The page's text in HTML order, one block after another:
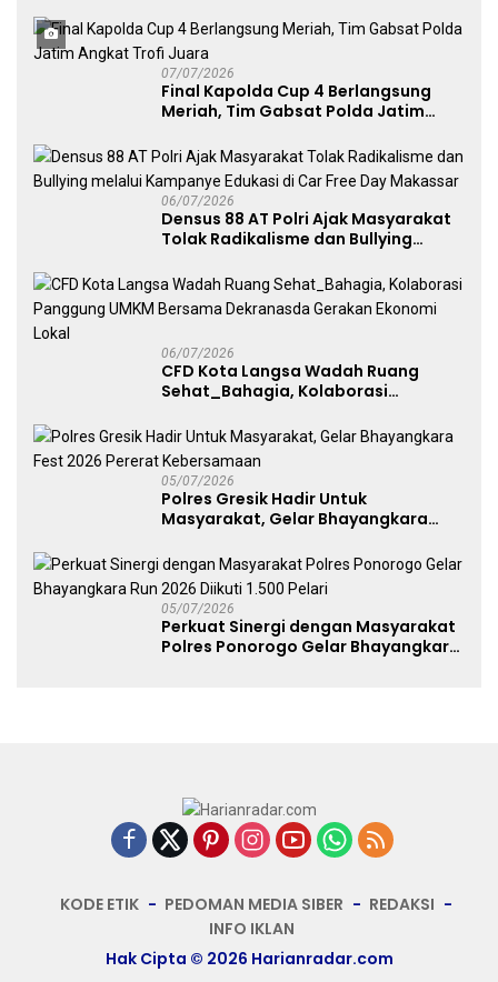
Penggunaan Senjata Api
07/07/2026
Final Kapolda Cup 4 Berlangsung
Meriah, Tim Gabsat Polda Jatim
06/07/2026
Densus 88 AT Polri Ajak Masyarakat
Tolak Radikalisme dan Bullying
Free Day Makassar
06/07/2026
CFD Kota Langsa Wadah Ruang
Sehat_Bahagia, Kolaborasi
Dekranasda Gerakan Ekonomi Lokal
05/07/2026
Polres Gresik Hadir Untuk
Masyarakat, Gelar Bhayangkara
05/07/2026
Perkuat Sinergi dengan Masyarakat
Polres Ponorogo Gelar Bhayangkara
KODE ETIK PEDOMAN MEDIA SIBER
REDAKSI
INFO IKLAN
Hak Cipta © 2026 Harianradar.com